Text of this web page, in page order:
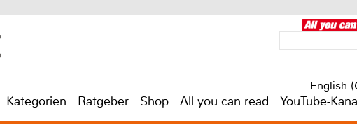
English
Kategorien Ratgeber Shop All you can read YouTube-